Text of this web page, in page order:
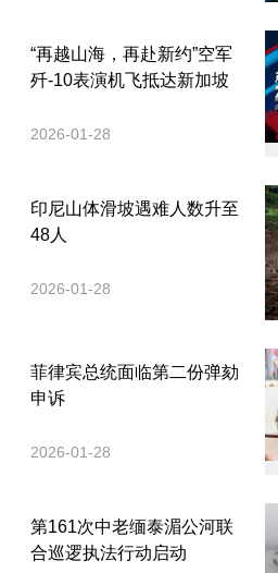
“再越山海，再赴新约”空军
歼-10表演机飞抵达新加坡
2026-01-28
印尼山体滑坡遇难人数升至
48人
2026-01-28
菲律宾总统面临第二份弹劾
申诉
2026-01-28
第161次中老缅泰湄公河联
合巡逻执法行动启动